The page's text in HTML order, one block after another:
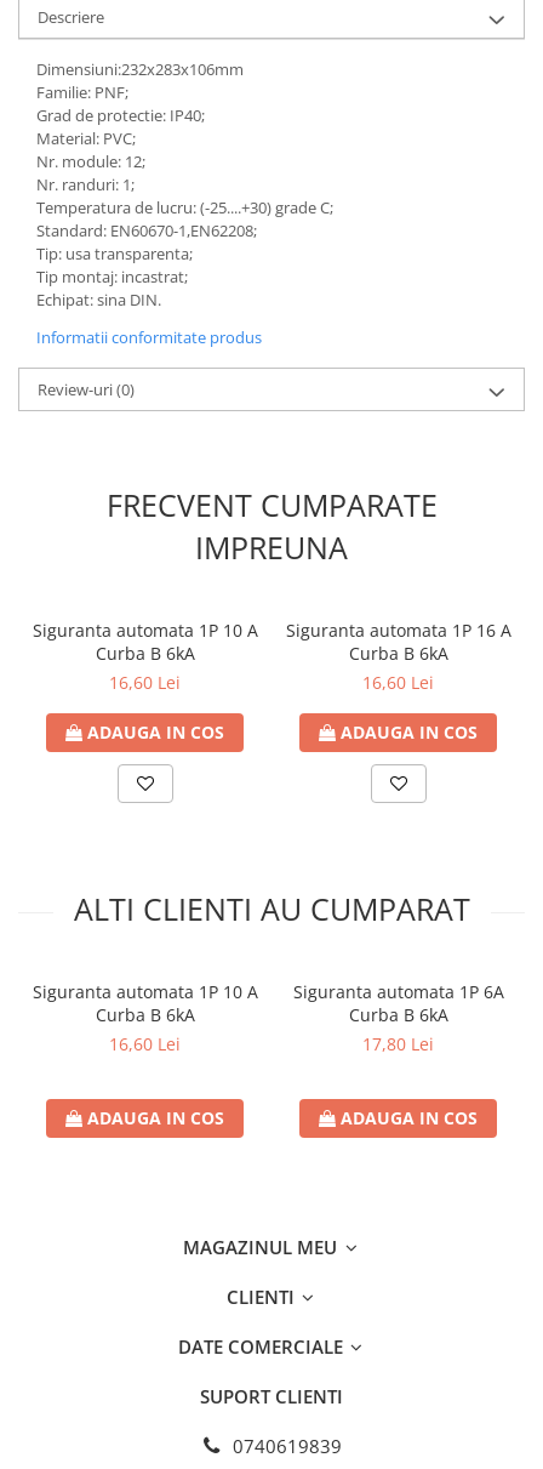
Accesorii tablou
Busbar
Cleme cu conexiune rapida
Cleme derivatie
Cleme terminale
Cleme Wago
Dispozitive stingere incendii
tablouri
Pini terminali
Compensarea puterii reactive
Contoare de energie
Separatoare si fuzibile de curent
Tablouri echipate PV
Relee si contactoare modulare
Contactoare modulare
DigiTop
Separatoare sigurante fuzibile
Sigurante fuzibile tip C,
dimensiune 10x38
Sigurante fuzibile tip C,
Sigurante fuzibile tip D II
Sigurante fuzibile tip D III
SPD - Descarcator - Protectie
Descriere
Dimensiuni:232x283x106mm
Familie: PNF;
Grad de protectie: IP40;
Material: PVC;
Nr. module: 12;
Nr. randuri: 1;
Temperatura de lucru: (-25....+30) grade C;
Standard: EN60670-1,EN62208;
Tip: usa transparenta;
Tip montaj: incastrat;
Echipat: sina DIN.
Informatii conformitate produs
Review-uri(0)
FRECVENT CUMPARATE
IMPREUNA
Siguranta automata 1P 10 A
Curba B 6kA
16,60 Lei
ADAUGA IN COS
Siguranta automata 1P 16 A
Curba B 6kA
16,60 Lei
ADAUGA IN COS
ALTI CLIENTI AU CUMPARAT
Siguranta automata 1P 10 A
Curba B 6kA
16,60 Lei
ADAUGA IN COS
Siguranta automata 1P 6A
Curba B 6kA
17,80 Lei
ADAUGA IN COS
MAGAZINUL MEU
CLIENTI
DATE COMERCIALE
SUPORT CLIENTI
0740619839